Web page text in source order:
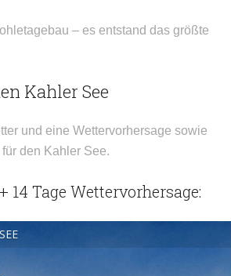
– es entstand das größte
Kahler See
und eine Wettervorhersage sowie
den Kahler See.
14 Tage Wettervorhersage: